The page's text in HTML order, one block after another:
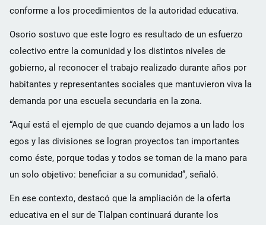
conforme a los procedimientos de la autoridad educativa.
Osorio sostuvo que este logro es resultado de un esfuerzo
colectivo entre la comunidad y los distintos niveles de
gobierno, al reconocer el trabajo realizado durante años por
habitantes y representantes sociales que mantuvieron viva la
demanda por una escuela secundaria en la zona.
“Aquí está el ejemplo de que cuando dejamos a un lado los
egos y las divisiones se logran proyectos tan importantes
como éste, porque todas y todos se toman de la mano para
un solo objetivo: beneficiar a su comunidad”, señaló.
En ese contexto, destacó que la ampliación de la oferta
educativa en el sur de Tlalpan continuará durante los